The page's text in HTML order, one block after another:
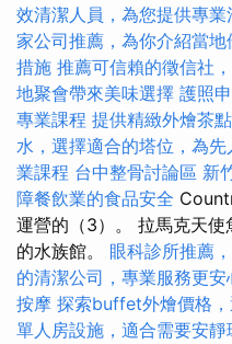
效清潔人員，為您提供專業
家公司推薦，為你介紹當地
措施 推薦可信賴的徵信社
地聚會帶來美味選擇 護照
專業課程 提供精緻外燴茶
水，選擇適合的塔位，為
業課程 台中整骨討論區 新
障餐飲業的食品安全
運營的（3）。 拉馬克天
的水族館。 眼科診所推薦
的清潔公司，專業服務更安
按摩 探索buffet外燴價格
單人房設施，適合需要安靜